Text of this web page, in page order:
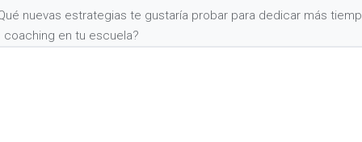
nuevas estrategias te gustaría probar para dedicar más
coaching en tu escuela?